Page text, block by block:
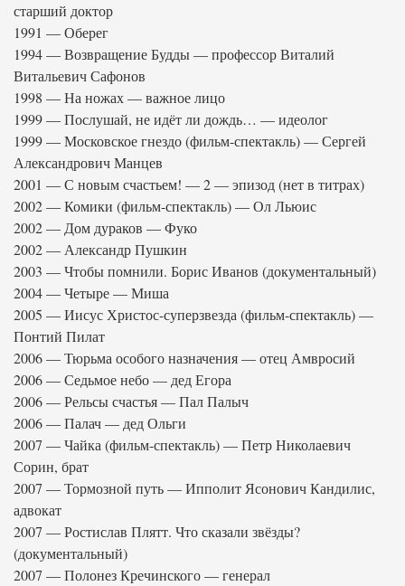
старший доктор
1991 — Оберег
1994 — Возвращение Будды — профессор Виталий
Витальевич Сафонов
1998 — На ножах — важное лицо
1999 — Послушай, не идёт ли дождь… — идеолог
1999 — Московское гнездо (фильм-спектакль) — Сергей
Александрович Манцев
2001 — С новым счастьем! — 2 — эпизод (нет в титрах)
2002 — Комики (фильм-спектакль) — Ол Льюис
2002 — Дом дураков — Фуко
2002 — Александр Пушкин
2003 — Чтобы помнили. Борис Иванов (документальный)
2004 — Четыре — Миша
2005 — Иисус Христос-суперзвезда (фильм-спектакль) —
Понтий Пилат
2006 — Тюрьма особого назначения — отец Амвросий
2006 — Седьмое небо — дед Егора
2006 — Рельсы счастья — Пал Палыч
2006 — Палач — дед Ольги
2007 — Чайка (фильм-спектакль) — Петр Николаевич
Сорин, брат
2007 — Тормозной путь — Ипполит Ясонович Кандилис,
адвокат
2007 — Ростислав Плятт. Что сказали звёзды?
(документальный)
2007 — Полонез Кречинского — генерал